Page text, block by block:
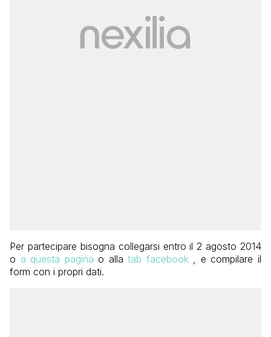
Per partecipare bisogna collegarsi entro il 2 agosto 2014
o a questa pagina o allatab facebook, e compilare il
form con i propri dati.